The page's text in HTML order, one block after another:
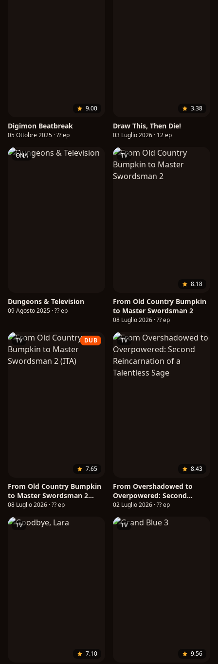
9.00
Digimon Beatbreak
05 Ottobre 2025 · ?? ep
3.38
Draw This, Then Die!
03 Luglio 2026 · 12 ep
ONA
Dungeons & Television
09 Agosto 2025 · ?? ep
TV
8.18
From Old Country Bumpkin
to Master Swordsman 2
08 Luglio 2026 · ?? ep
TV DUB
7.65
From Old Country Bumpkin
to Master Swordsman 2
(ITA)
08 Luglio 2026 · ?? ep
TV
8.43
From Overshadowed to
Overpowered: Second
Reincarnation of a Talentless
02 Luglio 2026 · ?? ep
TV
7.10
TV
9.56